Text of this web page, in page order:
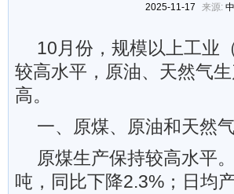
2025-11-17 来源:
10月份，规模以上工业
较高水平，原油、天然气
高。
一、原煤、原油和天然
原煤生产保持较高水平
吨，同比下降2.3%；日均